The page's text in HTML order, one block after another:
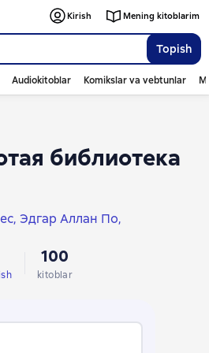
Topish
Kirish Mening kitoblarim
Audiokitoblar Komikslar va vebtunlar
библиотека
Эдгар Аллан По
Жаренов
Эдуард Хруцкий
100
kitoblar